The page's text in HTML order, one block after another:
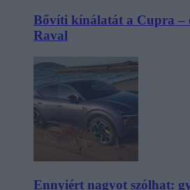
Bővíti kínálatát a Cupra –
Raval
Ennyiért nagyot szólhat: